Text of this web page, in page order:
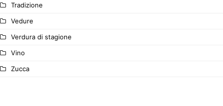
Tradizione
Vedure
Verdura di stagione
Vino
Zucca